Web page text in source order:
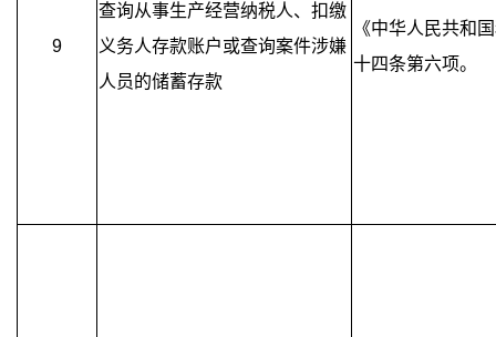
9
查询从事生产经营纳税人、扣缴
义务人存款账户或查询案件涉嫌
人员的储蓄存款
《中华人民共和
十四条第六项。